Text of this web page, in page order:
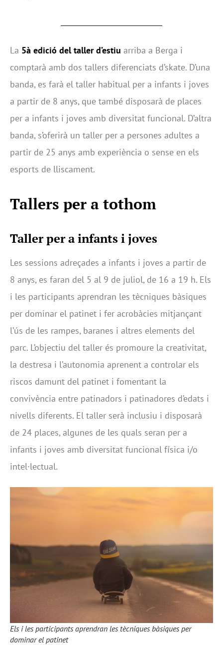
La 5à edició del taller d’estiu arriba a Berga i
comptarà amb dos tallers diferenciats d’skate. D’una
banda, es farà el taller habitual per a infants i joves
a partir de 8 anys, que també disposarà de places
per a infants i joves amb diversitat funcional. D’altra
banda, s’oferirà un taller per a persones adultes a
partir de 25 anys amb experiència o sense en els
esports de lliscament.
Tallers per a tothom
Taller per a infants i joves
Les sessions adreçades a infants i joves a partir de
8 anys, es faran del 5 al 9 de juliol, de 16 a 19 h. Els
i les participants aprendran les tècniques bàsiques
per dominar el patinet i fer acrobàcies mitjançant
l’ús de les rampes, baranes i altres elements del
parc. L’objectiu del taller és promoure la creativitat,
la destresa i l’autonomia aprenent a controlar els
riscos damunt del patinet i fomentant la
convivència entre patinadors i patinadores d’edats i
nivells diferents. El taller serà inclusiu i disposarà
de 24 places, algunes de les quals seran per a
infants i joves amb diversitat funcional física i/o
intel·lectual.
Els i les participants aprendran les tècniques bàsiques per
dominar el patinet